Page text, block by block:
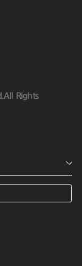
Rights